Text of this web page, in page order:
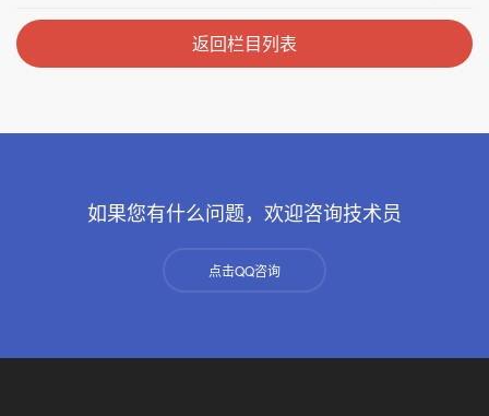
返回栏目列表
如果您有什么问题，欢迎咨询技术员
点击QQ咨询